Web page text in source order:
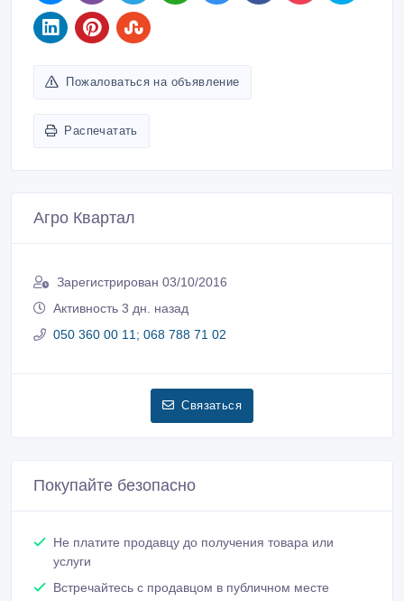
Пожаловаться на объявление
Распечатать
Агро Квартал
Зарегистрирован 03/10/2016
Активность 3 дн. назад
050 360 00 11; 068 788 71 02
Связаться
Покупайте безопасно
Не платите продавцу до получения товара или
услуги
Встречайтесь с продавцом в публичном месте